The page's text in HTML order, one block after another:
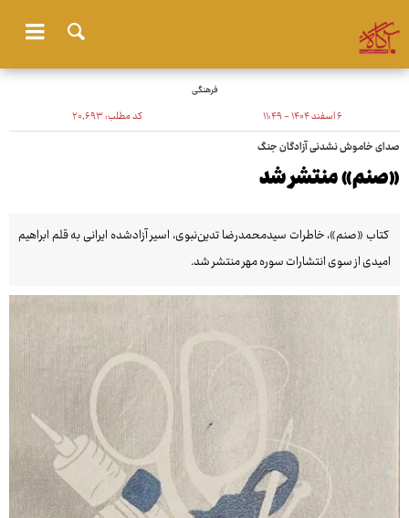
فرهنگی
۶ اسفند ۱۴۰۴ - ۱۱:۴۹ کد مطلب:۲۰٬۶۹۳
صدای خاموش نشدنی آزادگان جنگ
«صنم» منتشر شد
کتاب «صنم»، خاطرات سیدمحمدرضا تدین‌نبوی، اسیر آزادشده ایرانی به قلم ابراهیم
امیدی از سوی انتشارات سوره مهر منتشر شد.